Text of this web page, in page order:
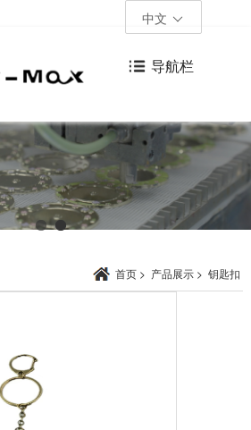
中文
导航栏
首页 > 产品展示 > 钥匙扣